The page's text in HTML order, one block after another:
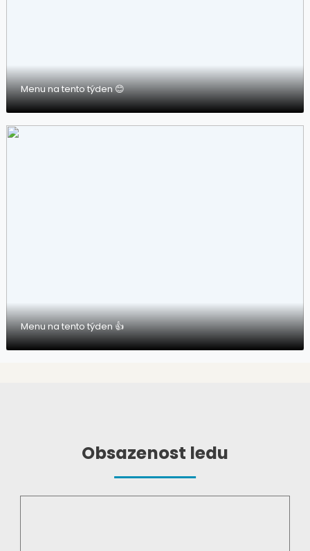
Menu na tento týden 😊
Menu na tento týden 👍
Obsazenost ledu